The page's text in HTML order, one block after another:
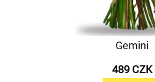
Gemini
489 CZK